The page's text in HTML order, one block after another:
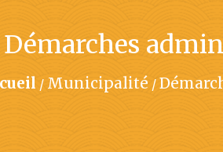
Démarches
/ Municipalité /